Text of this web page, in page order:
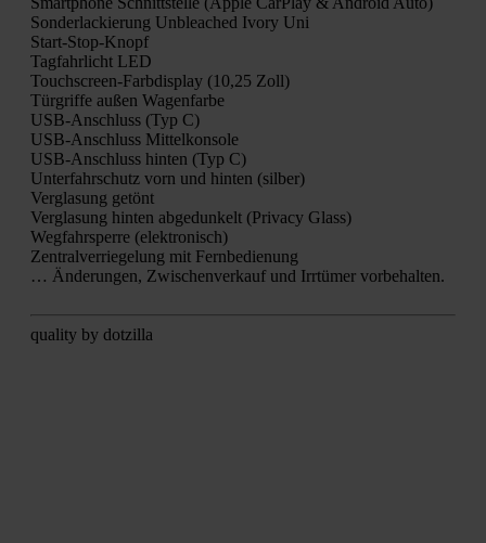
Son­der­la­ckie­rung Unblea­ched Ivo­ry Uni
Start-Stop-Knopf
Tag­fahr­licht LED
Touch­screen-Farb­dis­play (10,25 Zoll)
Tür­grif­fe außen Wagen­far­be
USB-Anschluss (Typ C)
USB-Anschluss Mit­tel­kon­so­le
USB-Anschluss hin­ten (Typ C)
Unter­fahr­schutz vorn und hin­ten (sil­ber)
Ver­gla­sung getönt
Ver­gla­sung hin­ten abge­dun­kelt (Pri­va­cy Glass)
Weg­fahr­sper­re (elek­tro­nisch)
Zen­tral­ver­rie­ge­lung mit Fern­be­die­nung
… Ände­run­gen, Zwi­schen­ver­kauf und Irr­tü­mer vor­be­hal­ten.
qua­li­ty by dot­zil­la